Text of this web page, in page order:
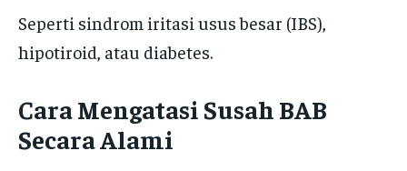
Seperti sindrom iritasi usus besar (IBS),
hipotiroid, atau diabetes.
Cara Mengatasi Susah BAB
Secara Alami